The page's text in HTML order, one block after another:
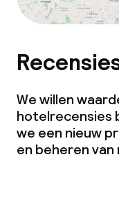
We willen
hotelrecensies
we een nieuw
en beheren